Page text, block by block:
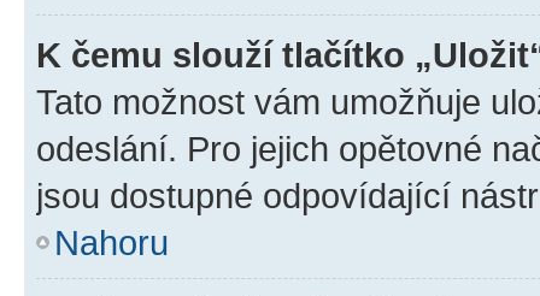
K čemu slouží tlačítko
Tato možnost vám umožňuje
odeslání. Pro jejich opětovné
jsou dostupné odpovídající
Nahoru